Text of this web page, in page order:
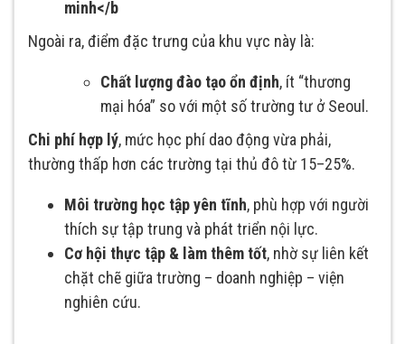
minh</b
Ngoài ra, điểm đặc trưng của khu vực này là:
Chất lượng đào tạo ổn định, ít “thương
mại hóa” so với một số trường tư ở Seoul.
Chi phí hợp lý, mức học phí dao động vừa phải,
thường thấp hơn các trường tại thủ đô từ 15–25%.
Môi trường học tập yên tĩnh, phù hợp với người
thích sự tập trung và phát triển nội lực.
Cơ hội thực tập & làm thêm tốt, nhờ sự liên kết
chặt chẽ giữa trường – doanh nghiệp – viện
nghiên cứu.